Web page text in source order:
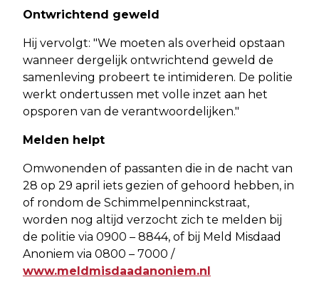
Ontwrichtend geweld
Hij vervolgt: "We moeten als overheid opstaan
wanneer dergelijk ontwrichtend geweld de
samenleving probeert te intimideren. De politie
werkt ondertussen met volle inzet aan het
opsporen van de verantwoordelijken."
Melden helpt
Omwonenden of passanten die in de nacht van
28 op 29 april iets gezien of gehoord hebben, in
of rondom de Schimmelpenninckstraat,
worden nog altijd verzocht zich te melden bij
de politie via 0900 – 8844, of bij Meld Misdaad
Anoniem via 0800 – 7000 /
www.meldmisdaadanoniem.nl